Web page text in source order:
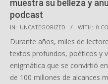
muestra su belleza y
podcast
2025-
10-
11
IN: UNCATEGORIZED WITH: 0
Durante años, miles de
textos profundos, poéticos y
enigmática que se convirtió
de 100 millones de alcances